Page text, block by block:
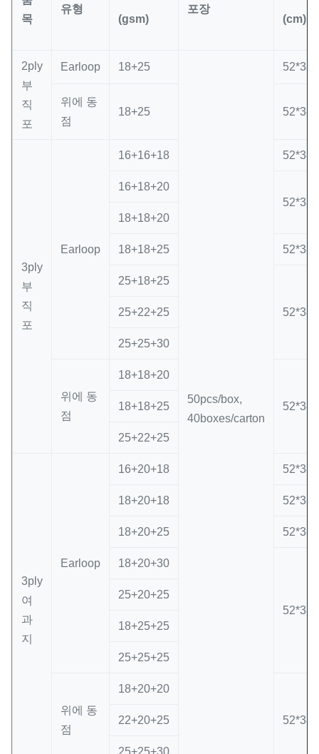
목
유형
(gsm)
포장
(cm)
2ply
부
직
포
Earloop 18+25
50pcs/box,
40boxes/carton
위에 동
점
18+25
3ply
부
직
포
Earloop
16+16+18
16+18+20
18+18+20
18+18+25
25+18+25
25+22+25
25+25+30
위에 동
점
18+18+20
18+18+25
25+22+25
3ply
여
과
지
Earloop
16+20+18
18+20+18
18+20+25
18+20+30
25+20+25
18+25+25
25+25+25
위에 동
점
18+20+20
22+20+25
25+25+30